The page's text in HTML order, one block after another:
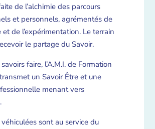
de l’alchimie des parcours
et personnels, agrémentés de
et de l’expérimentation. Le terrain
le partage du Savoir.
faire, l’A.M.I. de Formation
un Savoir Être et une
menant vers
sont au service du